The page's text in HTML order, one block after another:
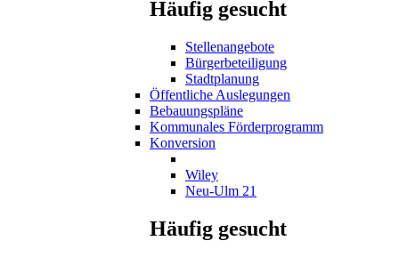
Häufig gesucht
Stellenangebote
Bürgerbeteiligung
Stadtplanung
Öffentliche Auslegungen
Bebauungspläne
Kommunales Förderprogramm
Konversion
Wiley
Neu-Ulm 21
Häufig gesucht